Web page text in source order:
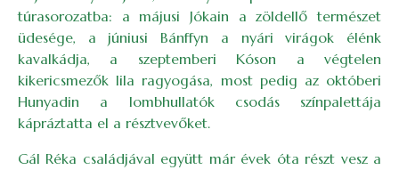
túrasorozatba: a májusi Jókain a zöldellő természet
üdesége, a júniusi Bánffyn a nyári virágok élénk
kavalkádja, a szeptemberi Kóson a végtelen
kikericsmezők lila ragyogása, most pedig az októberi
Hunyadin a lombhullatók csodás színpalettája
kápráztatta el a résztvevőket.
Gál Réka családjával együtt már évek óta részt vesz a